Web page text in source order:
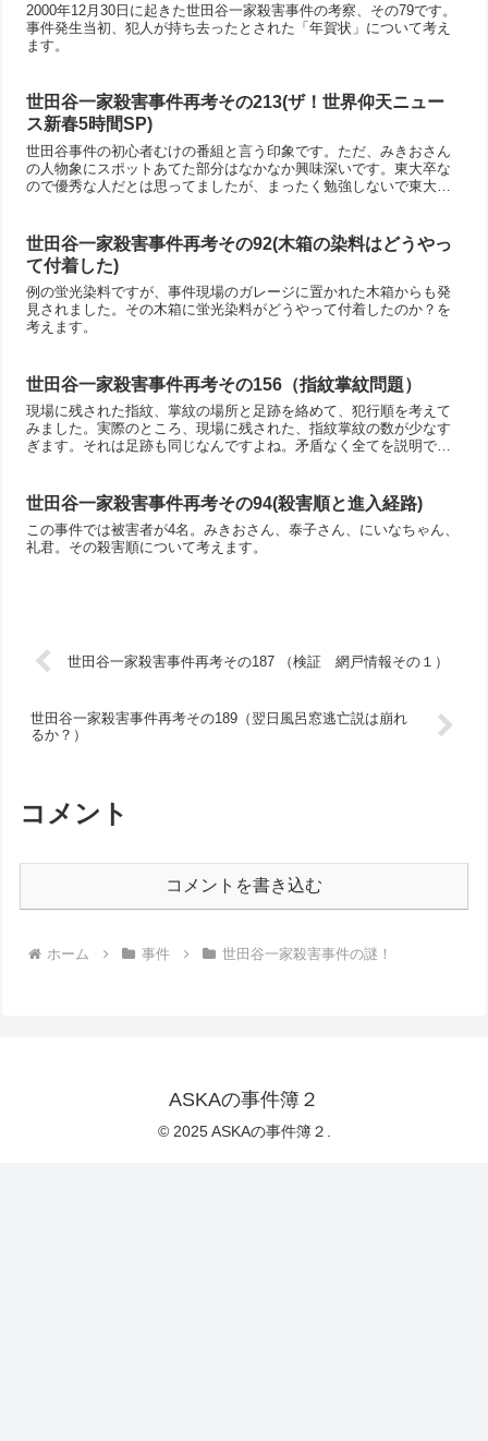
2000年12月30日に起きた世田谷一家殺害事件の考察、その79です。
事件発生当初、犯人が持ち去ったとされた「年賀状」について考え
ます。
世田谷一家殺害事件再考その213(ザ！世界仰天ニュー
ス新春5時間SP)
世田谷事件の初心者むけの番組と言う印象です。ただ、みきおさん
の人物象にスポットあてた部分はなかなか興味深いです。東大卒な
ので優秀な人だとは思ってましたが、まったく勉強しないで東大に
世田谷一家殺害事件再考その92(木箱の染料はどうやっ
て付着した)
例の蛍光染料ですが、事件現場のガレージに置かれた木箱からも発
見されました。その木箱に蛍光染料がどうやって付着したのか？を
考えます。
世田谷一家殺害事件再考その156（指紋掌紋問題）
現場に残された指紋、掌紋の場所と足跡を絡めて、犯行順を考えて
みました。実際のところ、現場に残された、指紋掌紋の数が少なす
ぎます。それは足跡も同じなんですよね。矛盾なく全てを説明でき
世田谷一家殺害事件再考その94(殺害順と進入経路)
この事件では被害者が4名。みきおさん、泰子さん、にいなちゃん、
礼君。その殺害順について考えます。
世田谷一家殺害事件再考その187 （検証 網戸情報その１）
世田谷一家殺害事件再考その189（翌日風呂窓逃亡説は崩れ
るか？）
コメント
コメントを書き込む
ホーム 事件 世田谷一家殺害事件の謎！
ASKAの事件簿２
© 2025 ASKAの事件簿２.